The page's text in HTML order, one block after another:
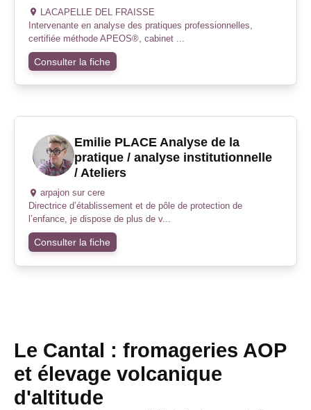
LACAPELLE DEL FRAISSE
Intervenante en analyse des pratiques professionnelles,
certifiée méthode APEOS®, cabinet ...
Consulter la fiche
Emilie PLACE Analyse de la
pratique / analyse institutionnelle
/ Ateliers
arpajon sur cere
Directrice d’établissement et de pôle de protection de
l’enfance, je dispose de plus de v...
Consulter la fiche
Le Cantal : fromageries AOP
et élevage volcanique
d'altitude